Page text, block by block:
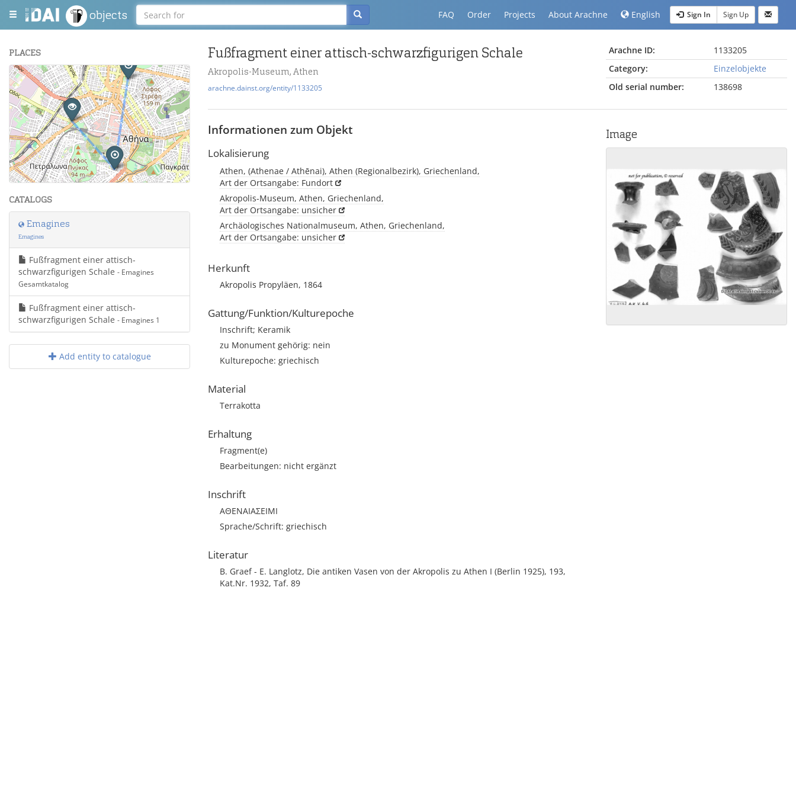
objects FAQ Order Projects About Arachne English Sign In Sign Up
PLACES
+
−
Leaflet| Maps and Data ©OpenStreetMap.
CATALOGS
Emagines
Emagines
Fußfragment einer attisch-
schwarzfigurigen Schale - Emagines
Gesamtkatalog
Fußfragment einer attisch-
schwarzfigurigen Schale - Emagines 1
Add entity to catalogue
Fußfragment einer attisch-schwarzfigurigen Schale
Akropolis-Museum, Athen
arachne.dainst.org/entity/1133205
Arachne ID:
1133205
Category:
Einzelobjekte
Old serial number:
138698
Informationen zum Objekt
Lokalisierung
Athen, (Athenae / Athēnai), Athen (Regionalbezirk), Griechenland,
Art der Ortsangabe: Fundort
Akropolis-Museum, Athen, Griechenland,
Art der Ortsangabe: unsicher
Archäologisches Nationalmuseum, Athen, Griechenland,
Art der Ortsangabe: unsicher
Herkunft
Akropolis Propyläen, 1864
Gattung/Funktion/Kulturepoche
Inschrift; Keramik
zu Monument gehörig: nein
Kulturepoche: griechisch
Material
Terrakotta
Erhaltung
Fragment(e)
Bearbeitungen: nicht ergänzt
Inschrift
AΘENAIAΣEIMI
Sprache/Schrift: griechisch
Literatur
B. Graef - E. Langlotz, Die antiken Vasen von der Akropolis zu Athen I (Berlin 1925), 193,
Kat.Nr. 1932, Taf. 89
Image